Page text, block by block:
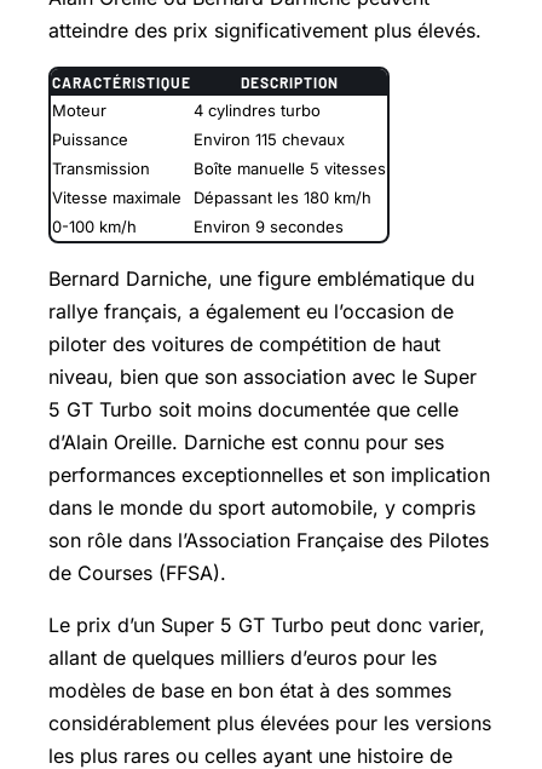
atteindre des prix significativement plus élevés.
CARACTÉRISTIQUE DESCRIPTION
Moteur
4 cylindres turbo
Puissance
Environ 115 chevaux
Transmission
Boîte manuelle 5 vitesses
Vitesse maximale
Dépassant les 180 km/h
0-100 km/h
Environ 9 secondes
Bernard Darniche, une figure emblématique du
rallye français, a également eu l’occasion de
piloter des voitures de compétition de haut
niveau, bien que son association avec le Super
5 GT Turbo soit moins documentée que celle
d’Alain Oreille. Darniche est connu pour ses
performances exceptionnelles et son implication
dans le monde du sport automobile, y compris
son rôle dans l’Association Française des Pilotes
de Courses (FFSA).
Le prix d’un Super 5 GT Turbo peut donc varier,
allant de quelques milliers d’euros pour les
modèles de base en bon état à des sommes
considérablement plus élevées pour les versions
les plus rares ou celles ayant une histoire de